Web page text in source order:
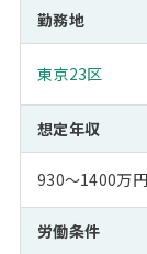
勤務地
東京23区
想定年収
930～1400万
労働条件